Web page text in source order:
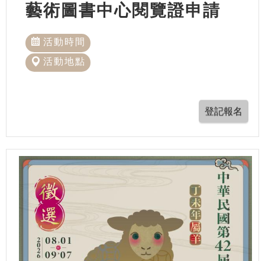
藝術圖書中心閱覽證申請
活動時間
活動地點